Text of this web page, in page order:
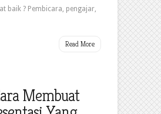
baik ? Pembicara, pengajar,
Read More
Membuat